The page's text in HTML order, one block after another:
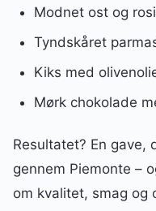
Modnet ost og
Tyndskåret
Kiks med
Mørk chokolade
Resultatet? En gave,
gennem Piemonte –
om kvalitet, smag og